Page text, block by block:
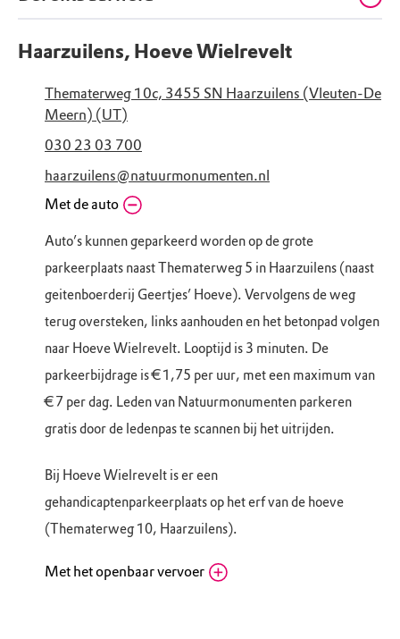
Haarzuilens, Hoeve Wielrevelt
Thematerweg 10c, 3455 SN Haarzuilens (Vleuten-De
Meern) (UT)
030 23 03 700
haarzuilens@natuurmonumenten.nl
Met de auto
Auto’s kunnen geparkeerd worden op de grote
parkeerplaats naast Thematerweg 5 in Haarzuilens (naast
geitenboerderij Geertjes’ Hoeve). Vervolgens de weg
terug oversteken, links aanhouden en het betonpad volgen
naar Hoeve Wielrevelt. Looptijd is 3 minuten. De
parkeerbijdrage is € 1,75 per uur, met een maximum van
€ 7 per dag. Leden van Natuurmonumenten parkeren
gratis door de ledenpas te scannen bij het uitrijden.
Bij Hoeve Wielrevelt is er een
gehandicaptenparkeerplaats op het erf van de hoeve
(Thematerweg 10, Haarzuilens).
Met het openbaar vervoer